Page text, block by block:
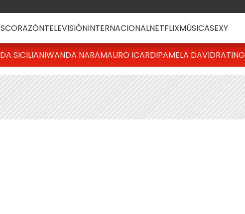
CORAZÓNTELEVISIÓNINTERNACIONALNETFLIXMÚSICASEXY
SICILIANIWANDA NARAMAURO ICARDIPAMELA DAVIDRATING